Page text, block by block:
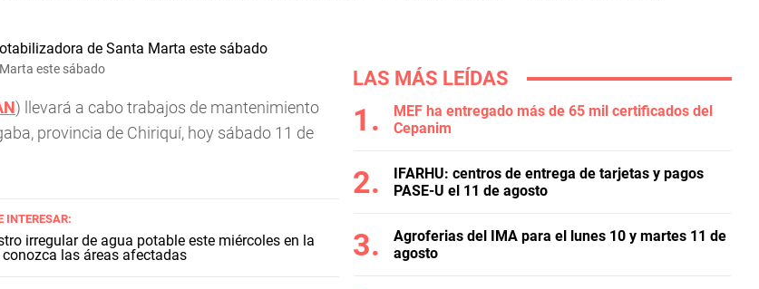
este sábado
) llevará a cabo trabajos de mantenimiento
provincia de Chiriquí, hoy sábado 11 de
INTERESAR:
irregular de agua potable este miércoles en la
las áreas afectadas
LAS MÁS LEÍDAS
MEF ha entregado más de 65 mil certificados del
Cepanim
IFARHU: centros de entrega de tarjetas y pagos
PASE-U el 11 de agosto
Agroferias del IMA para el lunes 10 y martes 11 de
agosto